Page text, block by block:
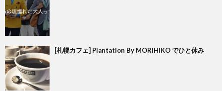
[札幌カフェ] Plantation By MORIHIKO でひと休み